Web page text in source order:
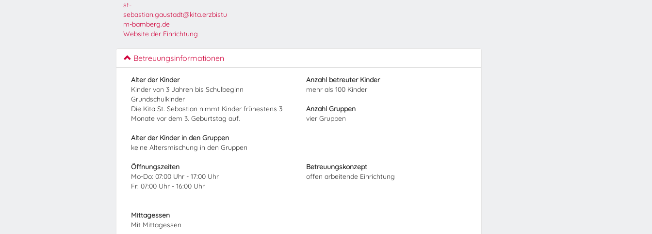
st-
sebastian.gaustadt@kita.erzbistu
m-bamberg.de
Website der Einrichtung
Betreuungsinformationen
Alter der Kinder
Kinder von 3 Jahren bis Schulbeginn
Grundschulkinder
Die Kita St. Sebastian nimmt Kinder frühestens 3
Monate vor dem 3. Geburtstag auf.
Alter der Kinder in den Gruppen
keine Altersmischung in den Gruppen
Anzahl betreuter Kinder
mehr als 100 Kinder
Anzahl Gruppen
vier Gruppen
Öffnungszeiten
Mo-Do: 07:00 Uhr - 17:00 Uhr
Fr: 07:00 Uhr - 16:00 Uhr
Mittagessen
Mit Mittagessen
Betreuungskonzept
offen arbeitende Einrichtung